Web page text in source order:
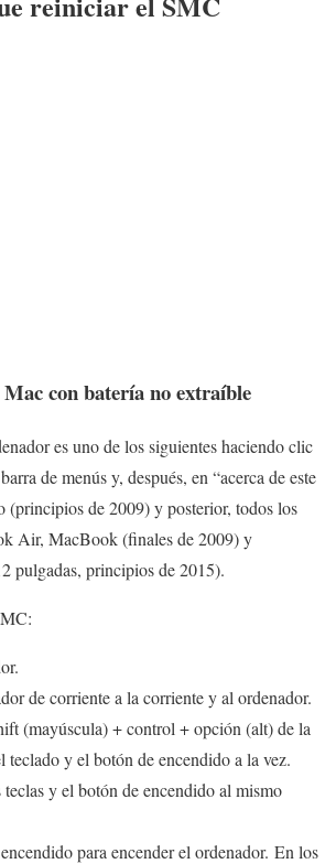
con batería no extraíble
es uno de los siguientes haciendo clic
de menús y, después, en “acerca de este
(principios de 2009) y posterior, todos los
Air, MacBook (finales de 2009) y
pulgadas, principios de 2015).
de corriente a la corriente y al ordenador.
(mayúscula) + control + opción (alt) de la
teclado y el botón de encendido a la vez.
y el botón de encendido al mismo
para encender el ordenador. En los